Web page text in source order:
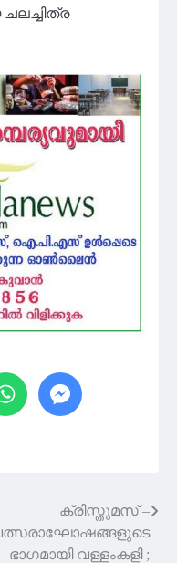
ക്രിസ്തുമസ് –
ഭാഗമായി വള്ളംകളി ;